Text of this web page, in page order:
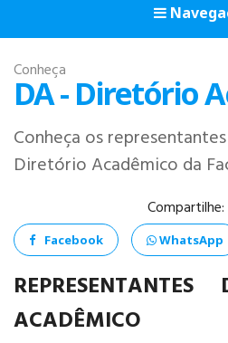
ANÁLISE E
Conheça
DA - Diretório
Conheça os
Diretório Acadêmico da
Compartilhe:
Facebook WhatsApp
ACADÊMICO